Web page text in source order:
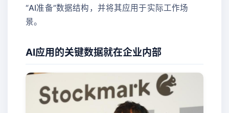
“AI准备”数据结构，并将其应用于实际工作场
景。
AI应用的关键数据就在企业内部